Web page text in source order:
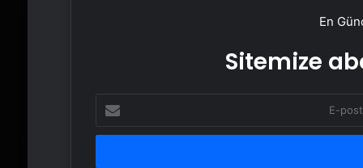
En
Sitemize
posta
adresinizi